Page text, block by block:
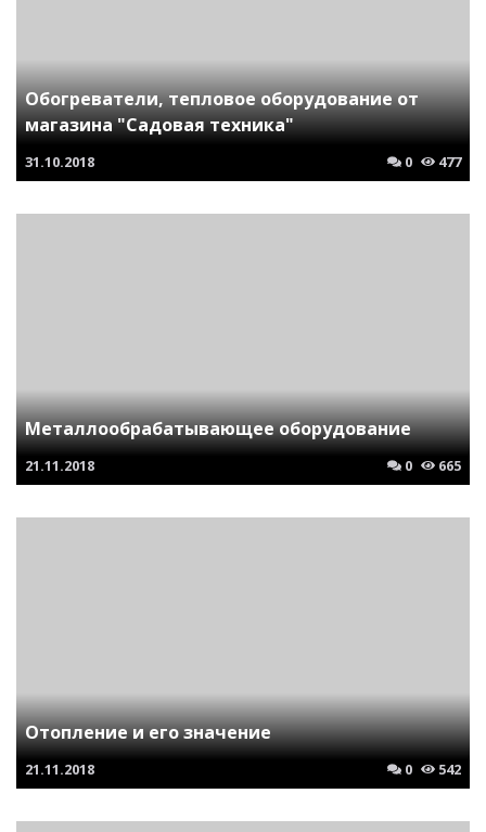
Обогреватели, тепловое оборудование от
магазина "Садовая техника"
31.10.2018 0 477
Металлообрабатывающее оборудование
21.11.2018 0 665
Отопление и его значение
21.11.2018 0 542